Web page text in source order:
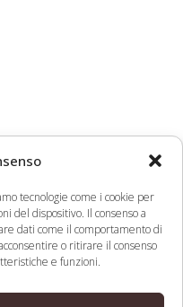
tecnologie come i cookie per
del dispositivo. Il consenso a
dati come il comportamento di
o ritirare il consenso
e funzioni.
Updates Group